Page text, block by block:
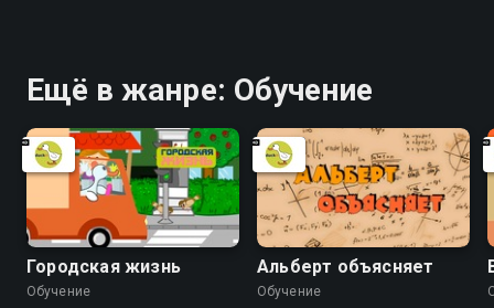
Ещё в жанре: Обучение
Городская жизнь
Обучение
Альберт объясняет
Обучение